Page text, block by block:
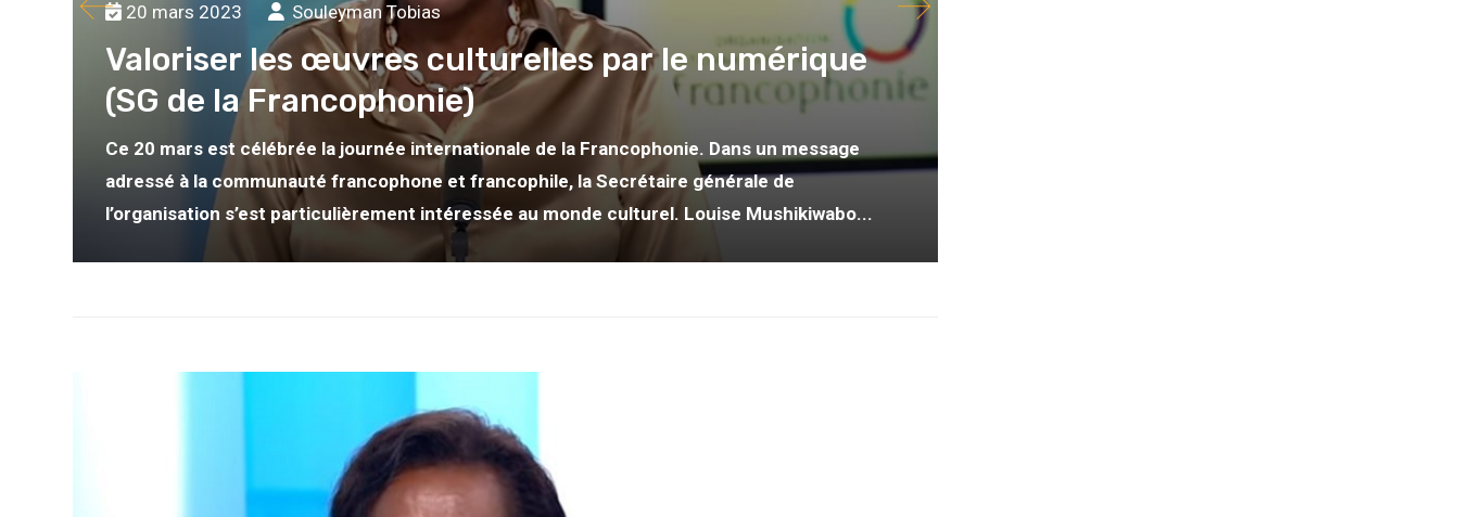
20 mars 2023 Souleyman Tobias
Valoriser les œuvres culturelles par le numérique
(SG de la Francophonie)
Ce 20 mars est célébrée la journée internationale de la Francophonie. Dans un message
adressé à la communauté francophone et francophile, la Secrétaire générale de
l’organisation s’est particulièrement intéressée au monde culturel. Louise Mushikiwabo...